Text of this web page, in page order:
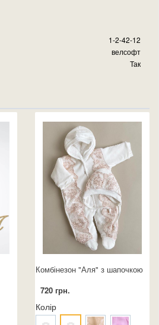
1-2-42-12
велсофт
Так
Комбінезон "Аля" з шапочкою
720 грн.
Колір